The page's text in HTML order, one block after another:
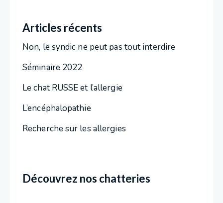
Articles récents
Non, le syndic ne peut pas tout interdire
Séminaire 2022
Le chat RUSSE et l’allergie
L’encéphalopathie
Recherche sur les allergies
Découvrez nos chatteries